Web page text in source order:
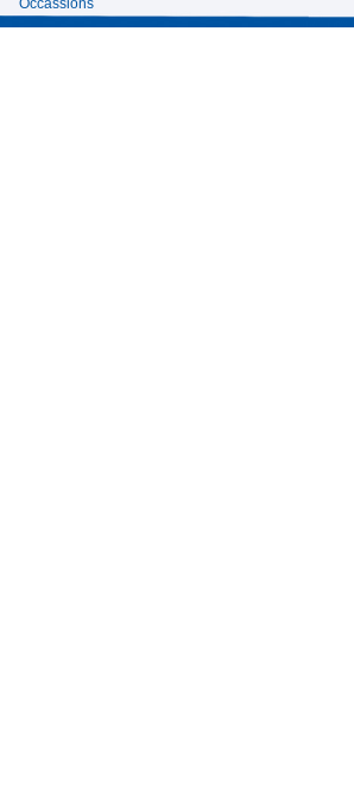
Occassions